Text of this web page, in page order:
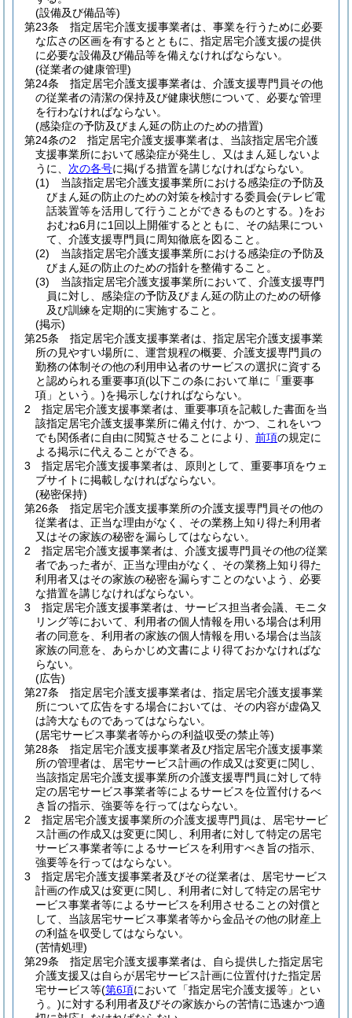
(設備及び備品等)
第23条
指定居宅介護支援事業者は、事業を行うために必要
な広さの区画を有するとともに、指定居宅介護支援の提供
に必要な設備及び備品等を備えなければならない。
(従業者の健康管理)
第24条
指定居宅介護支援事業者は、介護支援専門員その他
の従業者の清潔の保持及び健康状態について、必要な管理
を行わなければならない。
(感染症の予防及びまん延の防止のための措置)
第24条の2
指定居宅介護支援事業者は、当該指定居宅介護
支援事業所において感染症が発生し、又はまん延しないよ
うに、 次の各号に掲げる措置を講じなければならない。
(1)
当該指定居宅介護支援事業所における感染症の予防及
びまん延の防止のための対策を検討する委員会(テレビ電
話装置等を活用して行うことができるものとする。)をお
おむね6月に1回以上開催するとともに、その結果につい
て、介護支援専門員に周知徹底を図ること。
(2)
当該指定居宅介護支援事業所における感染症の予防及
びまん延の防止のための指針を整備すること。
(3)
当該指定居宅介護支援事業所において、介護支援専門
員に対し、感染症の予防及びまん延の防止のための研修
及び訓練を定期的に実施すること。
(掲示)
第25条
指定居宅介護支援事業者は、指定居宅介護支援事業
所の見やすい場所に、運営規程の概要、介護支援専門員の
勤務の体制その他の利用申込者のサービスの選択に資する
と認められる重要事項(以下この条において単に「重要事
項」という。)を掲示しなければならない。
2
指定居宅介護支援事業者は、重要事項を記載した書面を当
該指定居宅介護支援事業所に備え付け、かつ、これをいつ
でも関係者に自由に閲覧させることにより、 前項の規定に
よる掲示に代えることができる。
3
指定居宅介護支援事業者は、原則として、重要事項をウェ
ブサイトに掲載しなければならない。
(秘密保持)
第26条
指定居宅介護支援事業所の介護支援専門員その他の
従業者は、正当な理由がなく、その業務上知り得た利用者
又はその家族の秘密を漏らしてはならない。
2
指定居宅介護支援事業者は、介護支援専門員その他の従業
者であった者が、正当な理由がなく、その業務上知り得た
利用者又はその家族の秘密を漏らすことのないよう、必要
な措置を講じなければならない。
3
指定居宅介護支援事業者は、サービス担当者会議、モニタ
リング等において、利用者の個人情報を用いる場合は利用
者の同意を、利用者の家族の個人情報を用いる場合は当該
家族の同意を、あらかじめ文書により得ておかなければな
らない。
(広告)
第27条
指定居宅介護支援事業者は、指定居宅介護支援事業
所について広告をする場合においては、その内容が虚偽又
は誇大なものであってはならない。
(居宅サービス事業者等からの利益収受の禁止等)
第28条
指定居宅介護支援事業者及び指定居宅介護支援事業
所の管理者は、居宅サービス計画の作成又は変更に関し、
当該指定居宅介護支援事業所の介護支援専門員に対して特
定の居宅サービス事業者等によるサービスを位置付けるべ
き旨の指示、強要等を行ってはならない。
2
指定居宅介護支援事業所の介護支援専門員は、居宅サービ
ス計画の作成又は変更に関し、利用者に対して特定の居宅
サービス事業者等によるサービスを利用すべき旨の指示、
強要等を行ってはならない。
3
指定居宅介護支援事業者及びその従業者は、居宅サービス
計画の作成又は変更に関し、利用者に対して特定の居宅サ
ービス事業者等によるサービスを利用させることの対償と
して、当該居宅サービス事業者等から金品その他の財産上
の利益を収受してはならない。
(苦情処理)
第29条
指定居宅介護支援事業者は、自ら提供した指定居宅
介護支援又は自らが居宅サービス計画に位置付けた指定居
宅サービス等(第6項において「指定居宅介護支援等」とい
う。)に対する利用者及びその家族からの苦情に迅速かつ適